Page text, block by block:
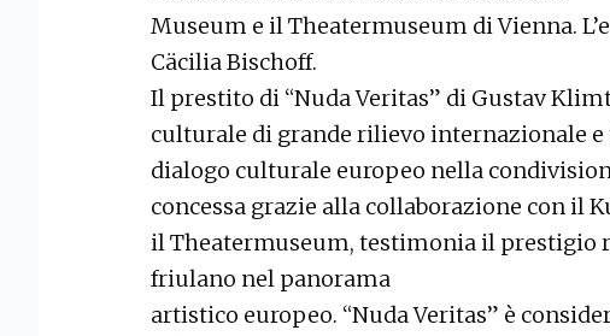
Museum e il Theatermuseum di Vienna.
Cäcilia Bischoff.
Il prestito di “Nuda Veritas” di Gustav
culturale di grande rilievo internazionale
dialogo culturale europeo nella
concessa grazie alla collaborazione con il
il Theatermuseum, testimonia il prestigio
friulano nel panorama
artistico europeo. “Nuda Veritas” è